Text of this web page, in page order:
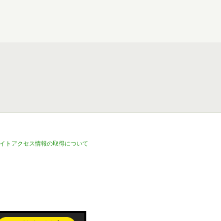
トアクセス情報の取得について